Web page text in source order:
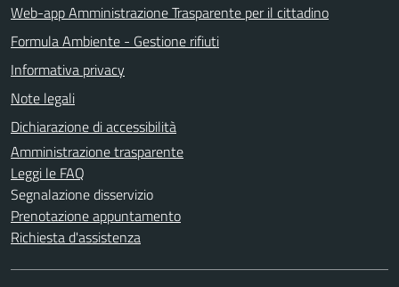
Web-app Amministrazione Trasparente per il cittadino
Formula Ambiente - Gestione rifiuti
Informativa privacy
Note legali
Dichiarazione di accessibilità
Amministrazione trasparente
Leggi le FAQ
Segnalazione disservizio
Prenotazione appuntamento
Richiesta d'assistenza